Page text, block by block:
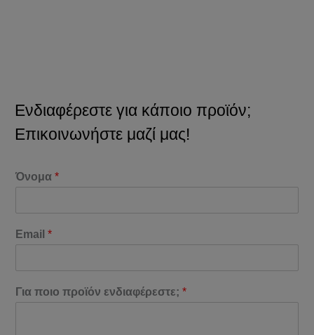
Ενδιαφέρεστε για κάποιο προϊόν;
Επικοινωνήστε μαζί μας!
Όνομα*
Email*
Για ποιο προϊόν ενδιαφέρεστε;*